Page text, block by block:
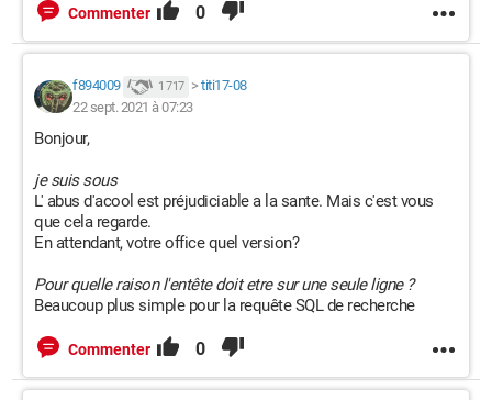
Commenter 0
f894009 1 717 > titi17-08
22 sept. 2021 à 07:23
Bonjour,
je suis sous
L' abus d'acool est préjudiciable a la sante. Mais c'est vous
que cela regarde.
En attendant, votre office quel version?
Pour quelle raison l'entête doit etre sur une seule ligne ?
Beaucoup plus simple pour la requête SQL de recherche
Commenter 0